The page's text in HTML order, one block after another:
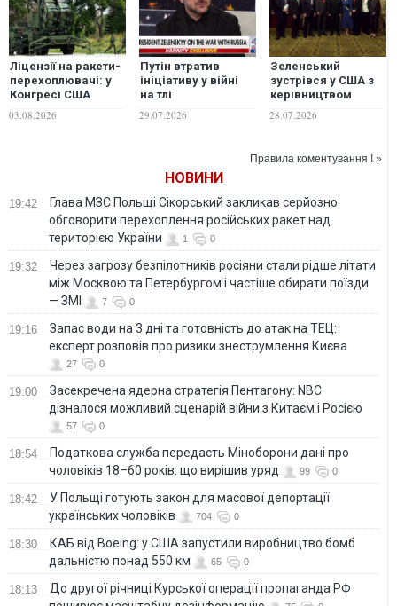
Ліцензії на ракети-
перехоплювачі: у
Конгресі США
прискорити
03.08.2026
Путін втратив
ініціативу у війні
на тлі
в Україні –
29.07.2026
Зеленський
зустрівся у США з
керівництвом
обговорили спільне
28.07.2026
Правила коментування ! »
НОВИНИ
19:42
Глава МЗС Польщі Сікорський закликав серйозно
обговорити перехоплення російських ракет над
територією України
1 0
19:32
Через загрозу безпілотників росіяни стали рідше літати
між Москвою та Петербургом і частіше обирати поїзди
— ЗМІ
7 0
19:16
Запас води на 3 дні та готовність до атак на ТЕЦ:
експерт розповів про ризики знеструмлення Києва
27 0
19:00
Засекречена ядерна стратегія Пентагону: NBC
дізналося можливий сценарій війни з Китаєм і Росією
57 0
18:54
Податкова служба передасть Міноборони дані про
чоловіків 18–60 років: що вирішив уряд
99 0
18:42
У Польщі готують закон для масової депортації
українських чоловіків
704 0
18:30
КАБ від Boeing: у США запустили виробництво бомб
дальністю понад 550 км
65 0
18:13
До другої річниці Курської операції пропаганда РФ